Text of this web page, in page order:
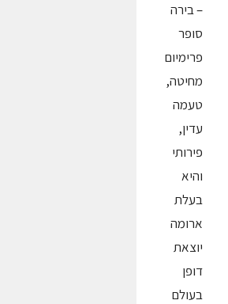
– בירה
סופר
פרימיום
מחיטה,
טעמה
עדין,
פירותי
והיא
בעלת
ארומה
יוצאת
דופן
בעולם